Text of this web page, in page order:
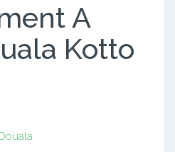
A
Kotto